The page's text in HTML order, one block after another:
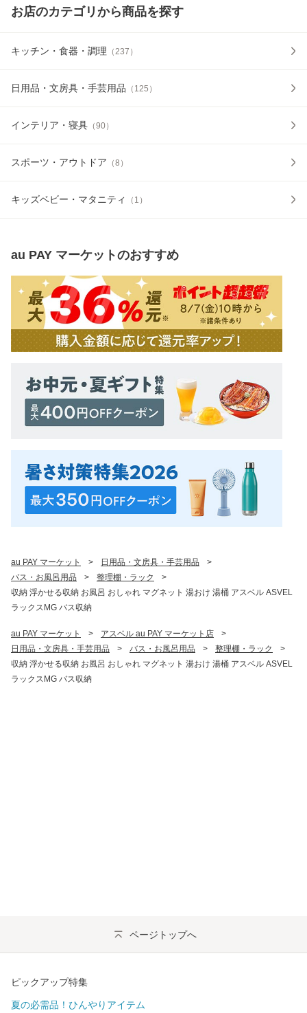
お店のカテゴリから商品を探す
キッチン・食器・調理 （ 237 ）
日用品・文房具・手芸用品 （ 125 ）
インテリア・寝具 （90）
スポーツ・アウトドア （8 ）
キッズベビー・マタニティ （ 1 ）
au PAY マーケットのおすすめ
au PAY マーケット > 日用品・文房具・手芸用品
>
バス・お風呂用品
> 整理棚・ラック
>
収納 浮かせる収納 お風呂 おしゃれ マグネット 湯おけ 湯桶 アスベル ASVEL
ラックスMG バス収納
au PAY マーケット > アスベル au PAY マーケット店
>
日用品・文房具・手芸用品
> バス・お風呂用品 > 整理棚・ラック
>
収納 浮かせる収納 お風呂 おしゃれ マグネット 湯おけ 湯桶 アスベル ASVEL
ラックスMG バス収納
ページトップへ
ピックアップ特集
夏の必需品！ひんやりアイテム